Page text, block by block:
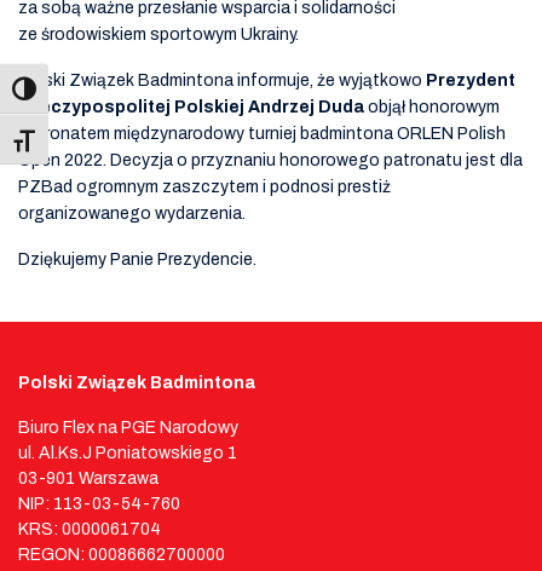
Toggle Font size
za sobą ważne przesłanie wsparcia i solidarności
ze środowiskiem sportowym Ukrainy.
Polski Związek Badmintona informuje, że wyjątkowo Prezydent
Rzeczypospolitej Polskiej Andrzej Duda objął honorowym
patronatem międzynarodowy turniej badmintona ORLEN Polish
Open 2022. Decyzja o przyznaniu honorowego patronatu jest dla
PZBad ogromnym zaszczytem i podnosi prestiż
organizowanego wydarzenia.
Dziękujemy Panie Prezydencie.
Polski Związek Badmintona
Biuro Flex na PGE Narodowy
ul. Al.Ks.J Poniatowskiego 1
03-901 Warszawa
NIP: 113-03-54-760
KRS: 0000061704
REGON: 00086662700000